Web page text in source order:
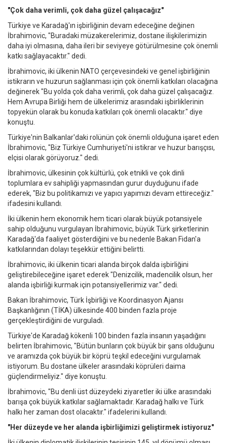
"Çok daha verimli, çok daha güzel çalışacağız"
Türkiye ve Karadağ'ın işbirliğinin devam edeceğine değinen
İbrahimovic, "Buradaki müzakerelerimiz, dostane ilişkilerimizin
daha iyi olmasına, daha ileri bir seviyeye götürülmesine çok önemli
katkı sağlayacaktır." dedi.
İbrahimovic, iki ülkenin NATO çerçevesindeki ve genel işbirliğinin
istikrarın ve huzurun sağlanması için çok önemli katkıları olacağına
değinerek "Bu yolda çok daha verimli, çok daha güzel çalışacağız.
Hem Avrupa Birliği hem de ülkelerimiz arasındaki işbirliklerinin
topyekün olarak bu konuda katkıları çok önemli olacaktır." diye
konuştu.
Türkiye'nin Balkanlar'daki rolünün çok önemli olduğuna işaret eden
İbrahimovic, "Biz Türkiye Cumhuriyeti'ni istikrar ve huzur barışçısı,
elçisi olarak görüyoruz." dedi.
İbrahimovic, ülkesinin çok kültürlü, çok etnikli ve çok dinli
toplumlara ev sahipliği yapmasından gurur duyduğunu ifade
ederek, "Biz bu politikamızı ve yapıcı yapımızı devam ettireceğiz."
ifadesini kullandı.
İki ülkenin hem ekonomik hem ticari olarak büyük potansiyele
sahip olduğunu vurgulayan İbrahimovic, büyük Türk şirketlerinin
Karadağ'da faaliyet gösterdiğini ve bu nedenle Bakan Fidan'a
katkılarından dolayı teşekkür ettiğini belirtti.
İbrahimovic, iki ülkenin ticari alanda birçok dalda işbirliğini
geliştirebileceğine işaret ederek "Denizcilik, madencilik olsun, her
alanda işbirliği kurmak için potansiyellerimiz var." dedi.
Bakan İbrahimovic, Türk İşbirliği ve Koordinasyon Ajansı
Başkanlığının (TİKA) ülkesinde 400 binden fazla proje
gerçekleştirdiğini de vurguladı.
Türkiye'de Karadağ kökenli 100 binden fazla insanın yaşadığını
belirten İbrahimovic, "Bütün bunların çok büyük bir şans olduğunu
ve aramızda çok büyük bir köprü teşkil edeceğini vurgulamak
istiyorum. Bu dostane ülkeler arasındaki köprüleri daima
güçlendirmeliyiz." diye konuştu.
İbrahimovic, "Bu denli üst düzeydeki ziyaretler iki ülke arasındaki
barışa çok büyük katkılar sağlamaktadır. Karadağ halkı ve Türk
halkı her zaman dost olacaktır." ifadelerini kullandı.
"Her düzeyde ve her alanda işbirliğimizi geliştirmek istiyoruz"